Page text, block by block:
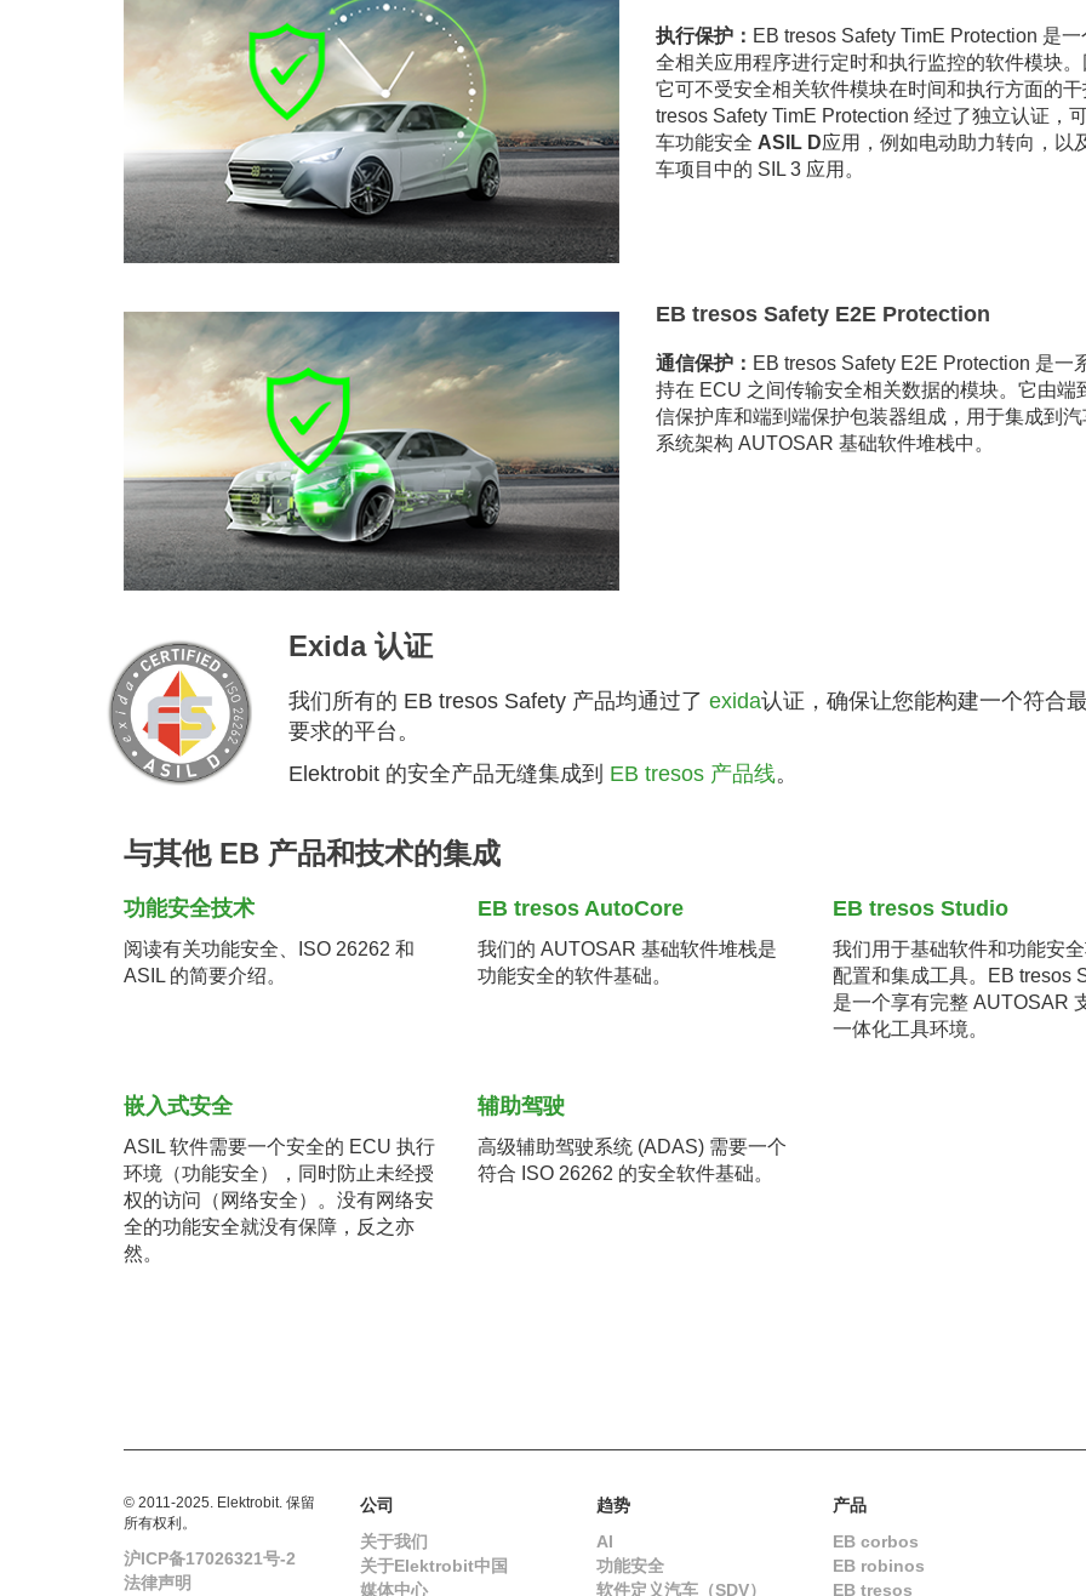
执行保护： EB tresos Safety TimE Protection 是
全相关应用程序进行定时和执行监控的软件模块。
它可不受安全相关软件模块在时间和执行方面的
tresos Safety TimE Protection 经过了独立认证，
车功能安全 ASIL D应用，例如电动助力转向，以
车项目中的 SIL 3 应用。
EB tresos Safety E2E Protection
通信保护： EB tresos Safety E2E Protection 是一
持在 ECU 之间传输安全相关数据的模块。它由端
信保护库和端到端保护包装器组成，用于集成到
系统架构 AUTOSAR 基础软件堆栈中。
Exida 认证
我们所有的 EB tresos Safety 产品均通过了exida认证，确保让您能构建一个符合
要求的平台。
Elektrobit 的安全产品无缝集成到 EB tresos 产品线。
与其他 EB 产品和技术的集成
功能安全技术
阅读有关功能安全、ISO 26262 和
ASIL 的简要介绍。
EB tresos AutoCore
我们的 AUTOSAR 基础软件堆栈是
功能安全的软件基础。
EB tresos Studio
我们用于基础软件和功能安
配置和集成工具。EB tresos
是一个享有完整 AUTOSAR
一体化工具环境。
嵌入式安全
ASIL 软件需要一个安全的 ECU 执行
环境（功能安全），同时防止未经授
权的访问（网络安全）。没有网络安
全的功能安全就没有保障，反之亦
然。
辅助驾驶
高级辅助驾驶系统 (ADAS) 需要一个
符合 ISO 26262 的安全软件基础。
© 2011-2025. Elektrobit. 保留
所有权利。
沪ICP备17026321号-2
法律声明
公司
关于我们
关于Elektrobit中国
媒体中心
趋势
AI
功能安全
软件定义汽车（SDV）
产品
EB corbos
EB robinos
EB tresos